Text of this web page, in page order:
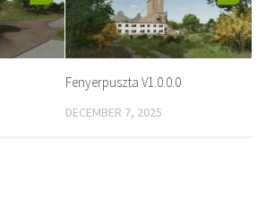
Fenyerpuszta V1.0.0.0
DECEMBER 7, 2025